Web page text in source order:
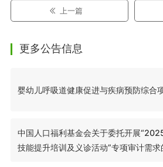
上一篇
更多公告信息
婴幼儿呼吸道健康促进与疾病预防综合
中国人口福利基金会关于委托开展
技能提升培训及义诊活动”专项审计需求